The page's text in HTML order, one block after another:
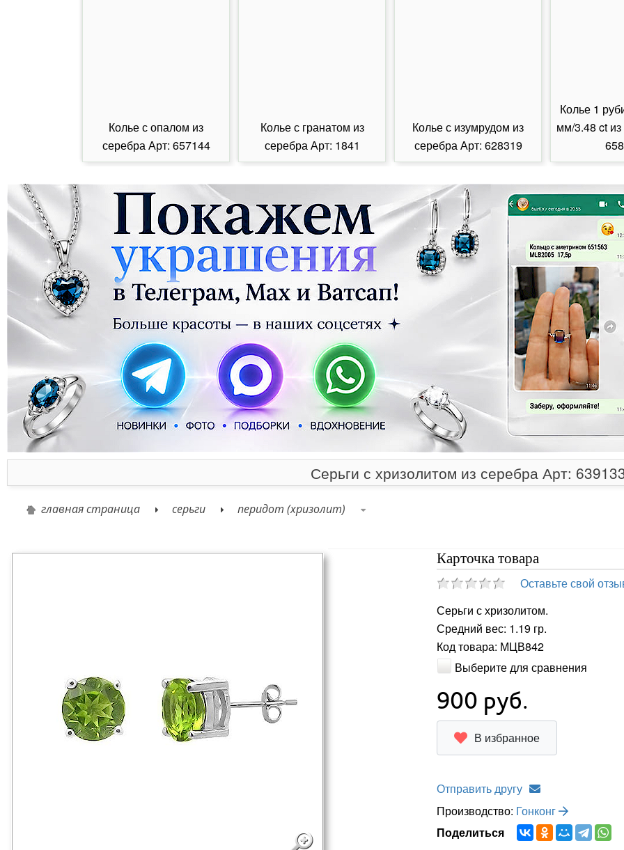
Колье с опалом из
серебра Арт: 657144
Колье с гранатом из
серебра Арт: 1841
Колье с изумрудом из
серебра Арт: 628319
Колье 1
мм/3.48 ct
Серьги с хризолитом из серебра Арт:
главная страница серьги перидот (хризолит)
Карточка товара
Оставьте свой
Серьги с хризолитом.
Средний вес: 1.19 гр.
Код товара: МЦВ842
Выберите для сравнения
900 руб.
В избранное
Отправить другу
Производство: Гонконг
Поделиться